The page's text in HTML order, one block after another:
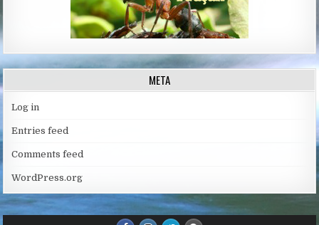
META
Log in
Entries feed
Comments feed
WordPress.org